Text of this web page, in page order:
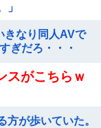
」
きなり同人AVで
ぎだろ・・・
スがこちらｗ
が歩いていた。